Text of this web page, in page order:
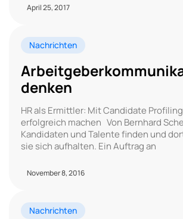
April 25, 2017
Nachrichten
denken
HR als Ermittler: Mit Candidate
erfolgreich machen Von Bernhard
Kandidaten und Talente finden und
sie sich aufhalten. Ein Auftrag an
November 8, 2016
Nachrichten